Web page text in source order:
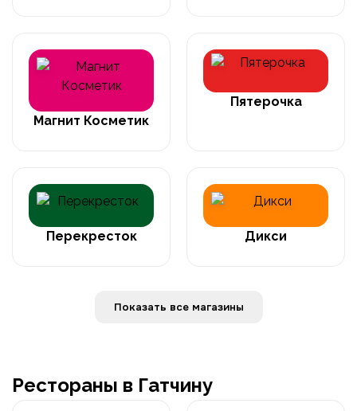
Магнит Косметик
Пятерочка
Перекресток Дикси
Показать все магазины
Рестораны в Гатчину